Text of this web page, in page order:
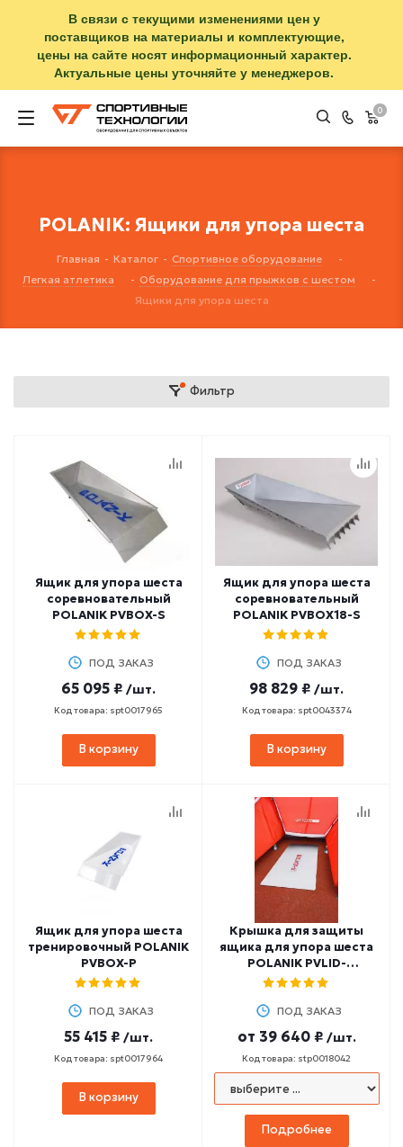
В связи с текущими изменениями цен у
поставщиков на материалы и комплектующие,
цены на сайте носят информационный характер.
Актуальные цены уточняйте у менеджеров.
0
POLANIK: Ящики для упора шеста
Главная - Каталог - Спортивное оборудование
-
Легкая атлетика
- Оборудование для прыжков с шестом
-
Ящики для упора шеста
Фильтр
Ящик для упора шеста
соревновательный
POLANIK PVBOX-S
ПОД ЗАКАЗ
65 095 ₽ /шт.
Код товара: spt0017965
В корзину
Ящик для упора шеста
соревновательный
POLANIK PVBOX18-S
ПОД ЗАКАЗ
98 829 ₽ /шт.
Код товара: spt0043374
В корзину
Ящик для упора шеста
тренировочный POLANIK
PVBOX-P
ПОД ЗАКАЗ
55 415 ₽ /шт.
Код товара: spt0017964
В корзину
Крышка для защиты
ящика для упора шеста
POLANIK PVLID-
S/PVCOVER-P
ПОД ЗАКАЗ
от 39 640 ₽ /шт.
Код товара: stp0018042
Подробнее